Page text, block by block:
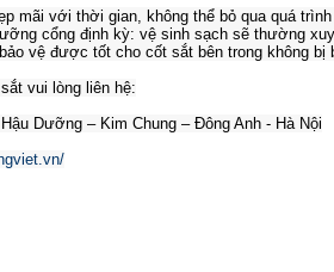
mãi với thời gian, không thể bỏ qua quá
cổng định kỳ: vệ sinh sạch sẽ thường
vệ được tốt cho cốt sắt bên trong không bị
vui lòng liên hệ:
Dưỡng – Kim Chung – Đông Anh - Hà Nội